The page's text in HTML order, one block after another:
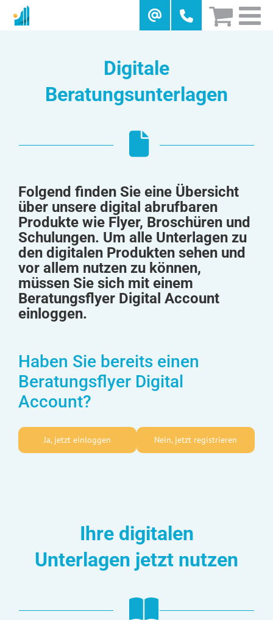
Digitale
Beratungsunterlagen
Folgend finden Sie eine Übersicht
über unsere digital abrufbaren
Produkte wie Flyer, Broschüren und
Schulungen. Um alle Unterlagen zu
den digitalen Produkten sehen und
vor allem nutzen zu können,
müssen Sie sich mit einem
Beratungsflyer Digital Account
einloggen.
Haben Sie bereits einen
Beratungsflyer Digital
Account?
Ja, jetzt einloggen Nein, jetzt registrieren
Ihre digitalen
Unterlagen jetzt nutzen